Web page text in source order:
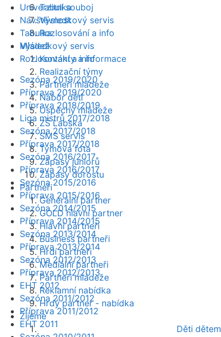
Tabulka
Výsledkový servis
Rozlosování a info
Mládež
Kontakty a informace
Realizační týmy
Partneři mládeže
Nábor dětí
Úspěchy mládeže
ZŠ Labská
SMS servis
Týmová fota
Zápasy juniorů
Zápasy dorostu
Partneři
Generální partner
GOLD hlavní partner
Hlavní partneři
Business partneři
Hrdí partneři
Mediální partneři
Partneři mládeže
Reklamní nabídka
Hrdý partner - nabídka
Žijeme
Děti dětem
Univerzitní souboj
Návštěvnost
Tabulka
Výsledkový servis
Rozlosování a info
Sezóna 2019/2020
Příprava 2019/2020
Příprava 2018/2019
Liga mistrů 2017/2018
Sezóna 2017/2018
Příprava 2017/2018
Sezóna 2016/2017
Příprava 2016/2017
Sezóna 2015/2016
Příprava 2015/2016
Sezóna 2014/2015
Příprava 2014/2015
Sezóna 2013/2014
Příprava 2013/2014
Sezóna 2012/2013
Příprava 2012/2013
EHT 2012
Sezóna 2011/2012
Příprava 2011/2012
EHT 2011